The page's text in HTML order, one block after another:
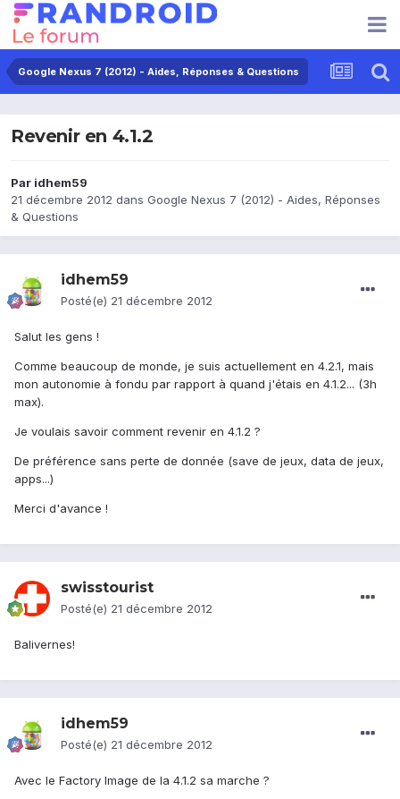
Google Nexus 7 (2012) - Aides, Réponses & Questions
Revenir en 4.1.2
Par idhem59
21 décembre 2012 dans Google Nexus 7 (2012) - Aides, Réponses
& Questions
idhem59
Posté(e) 21 décembre 2012
Salut les gens !
Comme beaucoup de monde, je suis actuellement en 4.2.1, mais
mon autonomie à fondu par rapport à quand j'étais en 4.1.2... (3h
max).
Je voulais savoir comment revenir en 4.1.2 ?
De préférence sans perte de donnée (save de jeux, data de jeux,
apps...)
Merci d'avance !
swisstourist
Posté(e) 21 décembre 2012
Balivernes!
idhem59
Posté(e) 21 décembre 2012
Avec le Factory Image de la 4.1.2 sa marche ?